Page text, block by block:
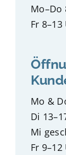
Mo–Do
Fr 8–13
Mo &
Di
Mi
Fr 9–12